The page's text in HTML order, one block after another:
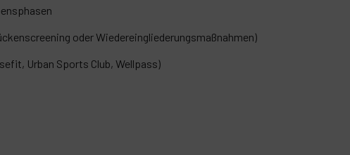
oder Wiedereingliederungsmaßnahmen)
Urban Sports Club, Wellpass)